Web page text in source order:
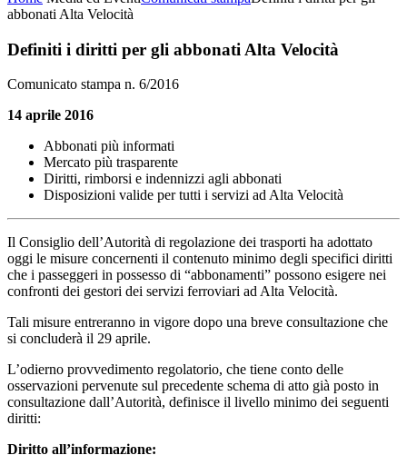
abbonati Alta Velocità
Definiti i diritti per gli abbonati Alta Velocità
Comunicato stampa n. 6/2016
14 aprile 2016
Abbonati più informati
Mercato più trasparente
Diritti, rimborsi e indennizzi agli abbonati
Disposizioni valide per tutti i servizi ad Alta Velocità
Il Consiglio dell’Autorità di regolazione dei trasporti ha adottato
oggi le misure concernenti il contenuto minimo degli specifici diritti
che i passeggeri in possesso di “abbonamenti” possono esigere nei
confronti dei gestori dei servizi ferroviari ad Alta Velocità.
Tali misure entreranno in vigore dopo una breve consultazione che
si concluderà il 29 aprile.
L’odierno provvedimento regolatorio, che tiene conto delle
osservazioni pervenute sul precedente schema di atto già posto in
consultazione dall’Autorità, definisce il livello minimo dei seguenti
diritti:
Diritto all’informazione: